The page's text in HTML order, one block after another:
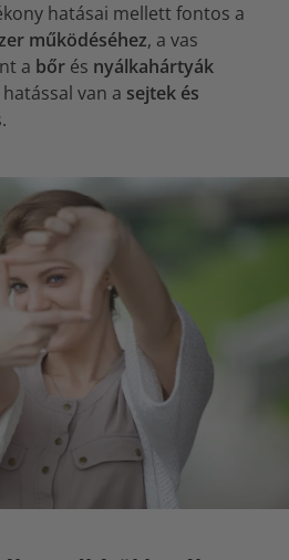
hatásai mellett fontos a
működéséhez, a vas
a bőr és nyálkahártyák
van a sejtek és